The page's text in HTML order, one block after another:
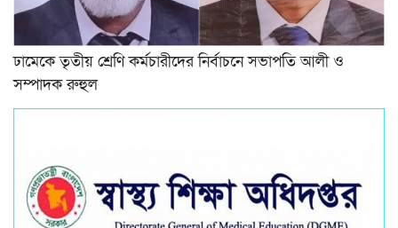
ঢামেকে তৃতীয় শ্রেণি কর্মচারীদের নির্বাচনে সভাপতি আলী ও
সম্পাদক রুহুল